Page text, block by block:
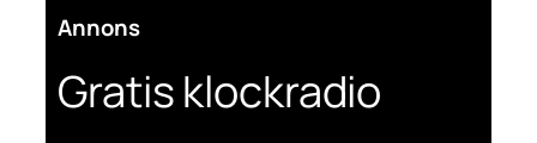
Annons
Gratis klockradio